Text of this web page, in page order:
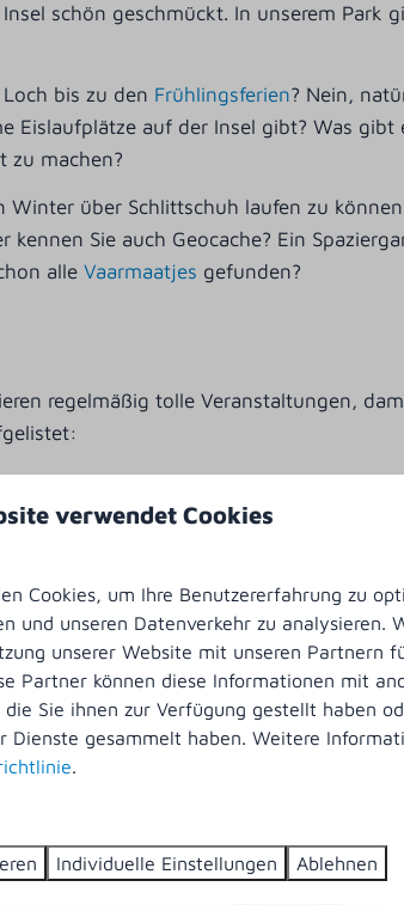
schön geschmückt. In unserem
bis zu den Frühlingsferien? Nein,
Eislaufplätze auf der Insel gibt? Was
zu machen?
über Schlittschuh laufen zu
Sie auch Geocache? Ein
alleVaarmaatjes gefunden?
regelmäßig tolle Veranstaltungen,
verwendet Cookies
Cookies, um Ihre Benutzererfahrung zu
und unseren Datenverkehr zu analysieren.
unserer Website mit unseren Partnern
Partner können diese Informationen mit
die Sie ihnen zur Verfügung gestellt haben
Dienste gesammelt haben. Weitere
.
Individuelle Einstellungen Ablehnen